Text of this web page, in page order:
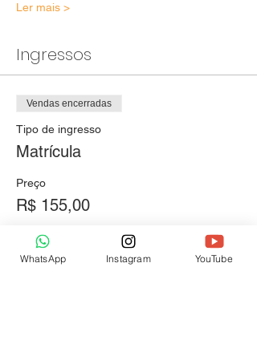
Ler mais >
Ingressos
Vendas encerradas
Tipo de ingresso
Matrícula
Preço
R$ 155,00
WhatsApp Instagram YouTube